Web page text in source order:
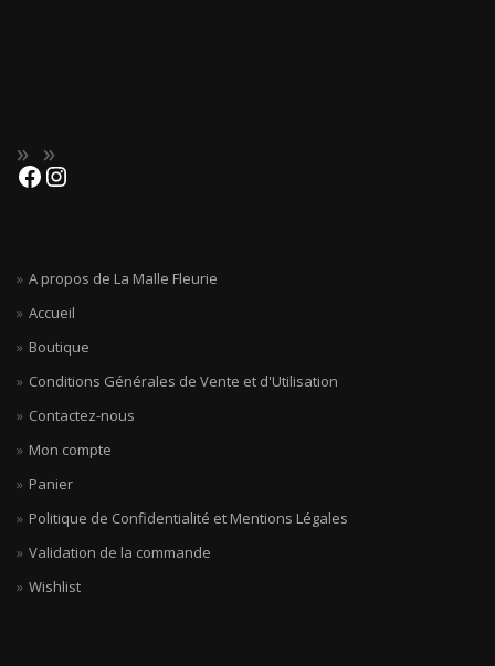
A propos de La Malle Fleurie
Accueil
Boutique
Conditions Générales de Vente et d'Utilisation
Contactez-nous
Mon compte
Panier
Politique de Confidentialité et Mentions Légales
Validation de la commande
Wishlist